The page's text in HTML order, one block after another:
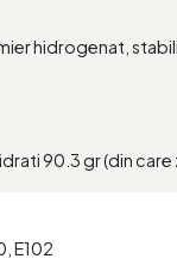
hidrogenat,
90.3 gr (din care
E102